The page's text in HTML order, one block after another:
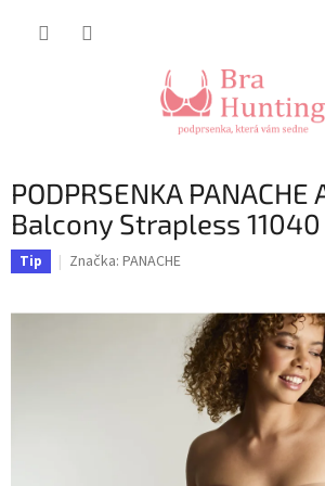
PODPRSENKA PANACHE
Balcony Strapless 11040
Tip Značka: PANACHE